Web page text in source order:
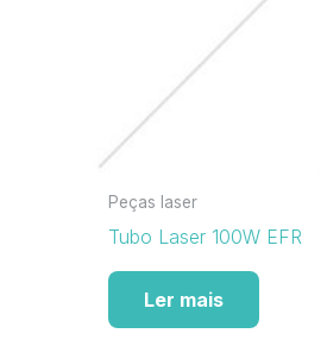
Peças laser
Tubo Laser 100W EFR
Ler mais